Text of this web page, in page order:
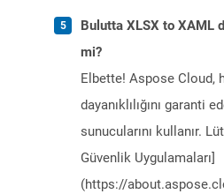
Bulutta XLSX to XAML
mi?
Elbette! Aspose Cloud,
dayanıklılığını garanti
sunucularını kullanır.
Güvenlik Uygulamaları]
(https://